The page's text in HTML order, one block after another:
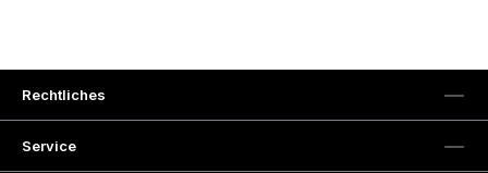
Rechtliches
Service